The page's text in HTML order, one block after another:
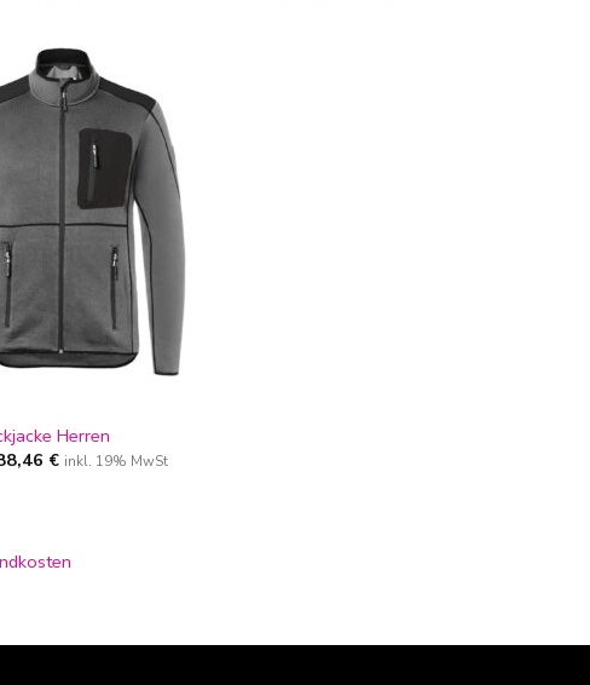
Zur
Wunschliste
hinzufügen
Herren
€ inkl. 19% MwSt